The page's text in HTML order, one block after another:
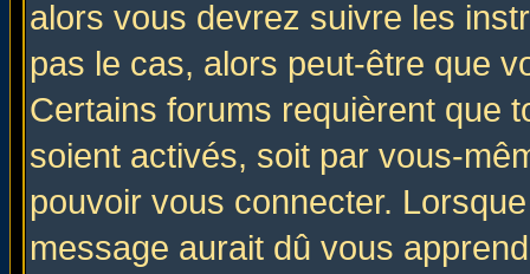
alors vous devrez suivre les
pas le cas, alors peut-être que
Certains forums requièrent que
soient activés, soit par vous-
pouvoir vous connecter.
message aurait dû vous